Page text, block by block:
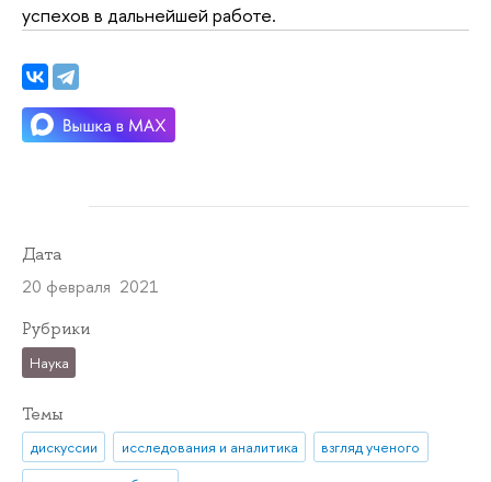
успехов в дальнейшей работе.
Дата
20 февраля 2021
Рубрики
Наука
Темы
дискуссии исследования и аналитика
взгляд ученого